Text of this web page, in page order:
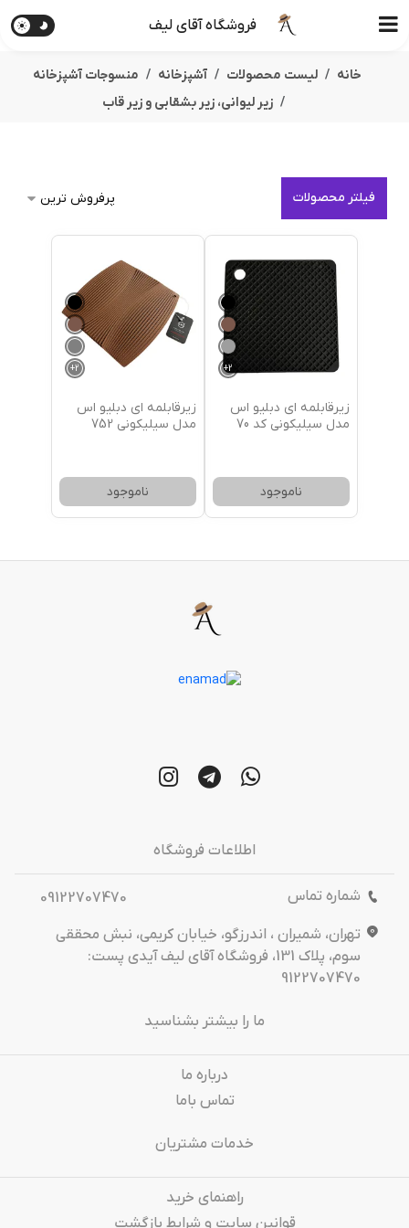
فروشگاه آقای لیف
خانه لیست محصولات آشپزخانه
منسوجات آشپزخانه
زیر لیوانی، زیر بشقابی و زیر قاب
فیلتر محصولات
2
+
زیرقابلمه ای دبلیو اس
مدل سیلیکونی کد 70
ناموجود
2
+
زیرقابلمه ای دبلیو اس
مدل سیلیکونی 752
ناموجود
اطلاعات فروشگاه
شماره تماس
09122707470
تهران، شمیران ، اندرزگو، خیابان کریمی، نبش محققی
سوم، پلاک 131، فروشگاه آقای لیف آیدی پست:
9122707470
ما را بیشتر بشناسید
درباره‌ ما
تماس باما
خدمات مشتریان
راهنمای خرید
قوانین سایت و شرایط بازگشت